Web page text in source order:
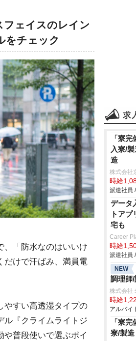
フェイスのレイン
をチェック
「防水なのはいいけ
だけで汗ばみ、満員電
すい高透湿タイプの
ル『クライムライトジ
や普段使いで選ぶポイ
「寮
入寮/
造
株式会社
時給
派遣社員
データ
トア
宅も
Career
時給
派遣社員
NEW
調理師
株式会社
時給
アルバイ
「寮
寮/製